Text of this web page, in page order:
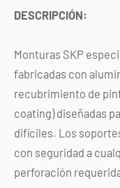
DESCRIPCIÓN:
Monturas SKP
fabricadas con
recubrimiento de
coating) diseñadas
difíciles. Los
con seguridad a
perforación